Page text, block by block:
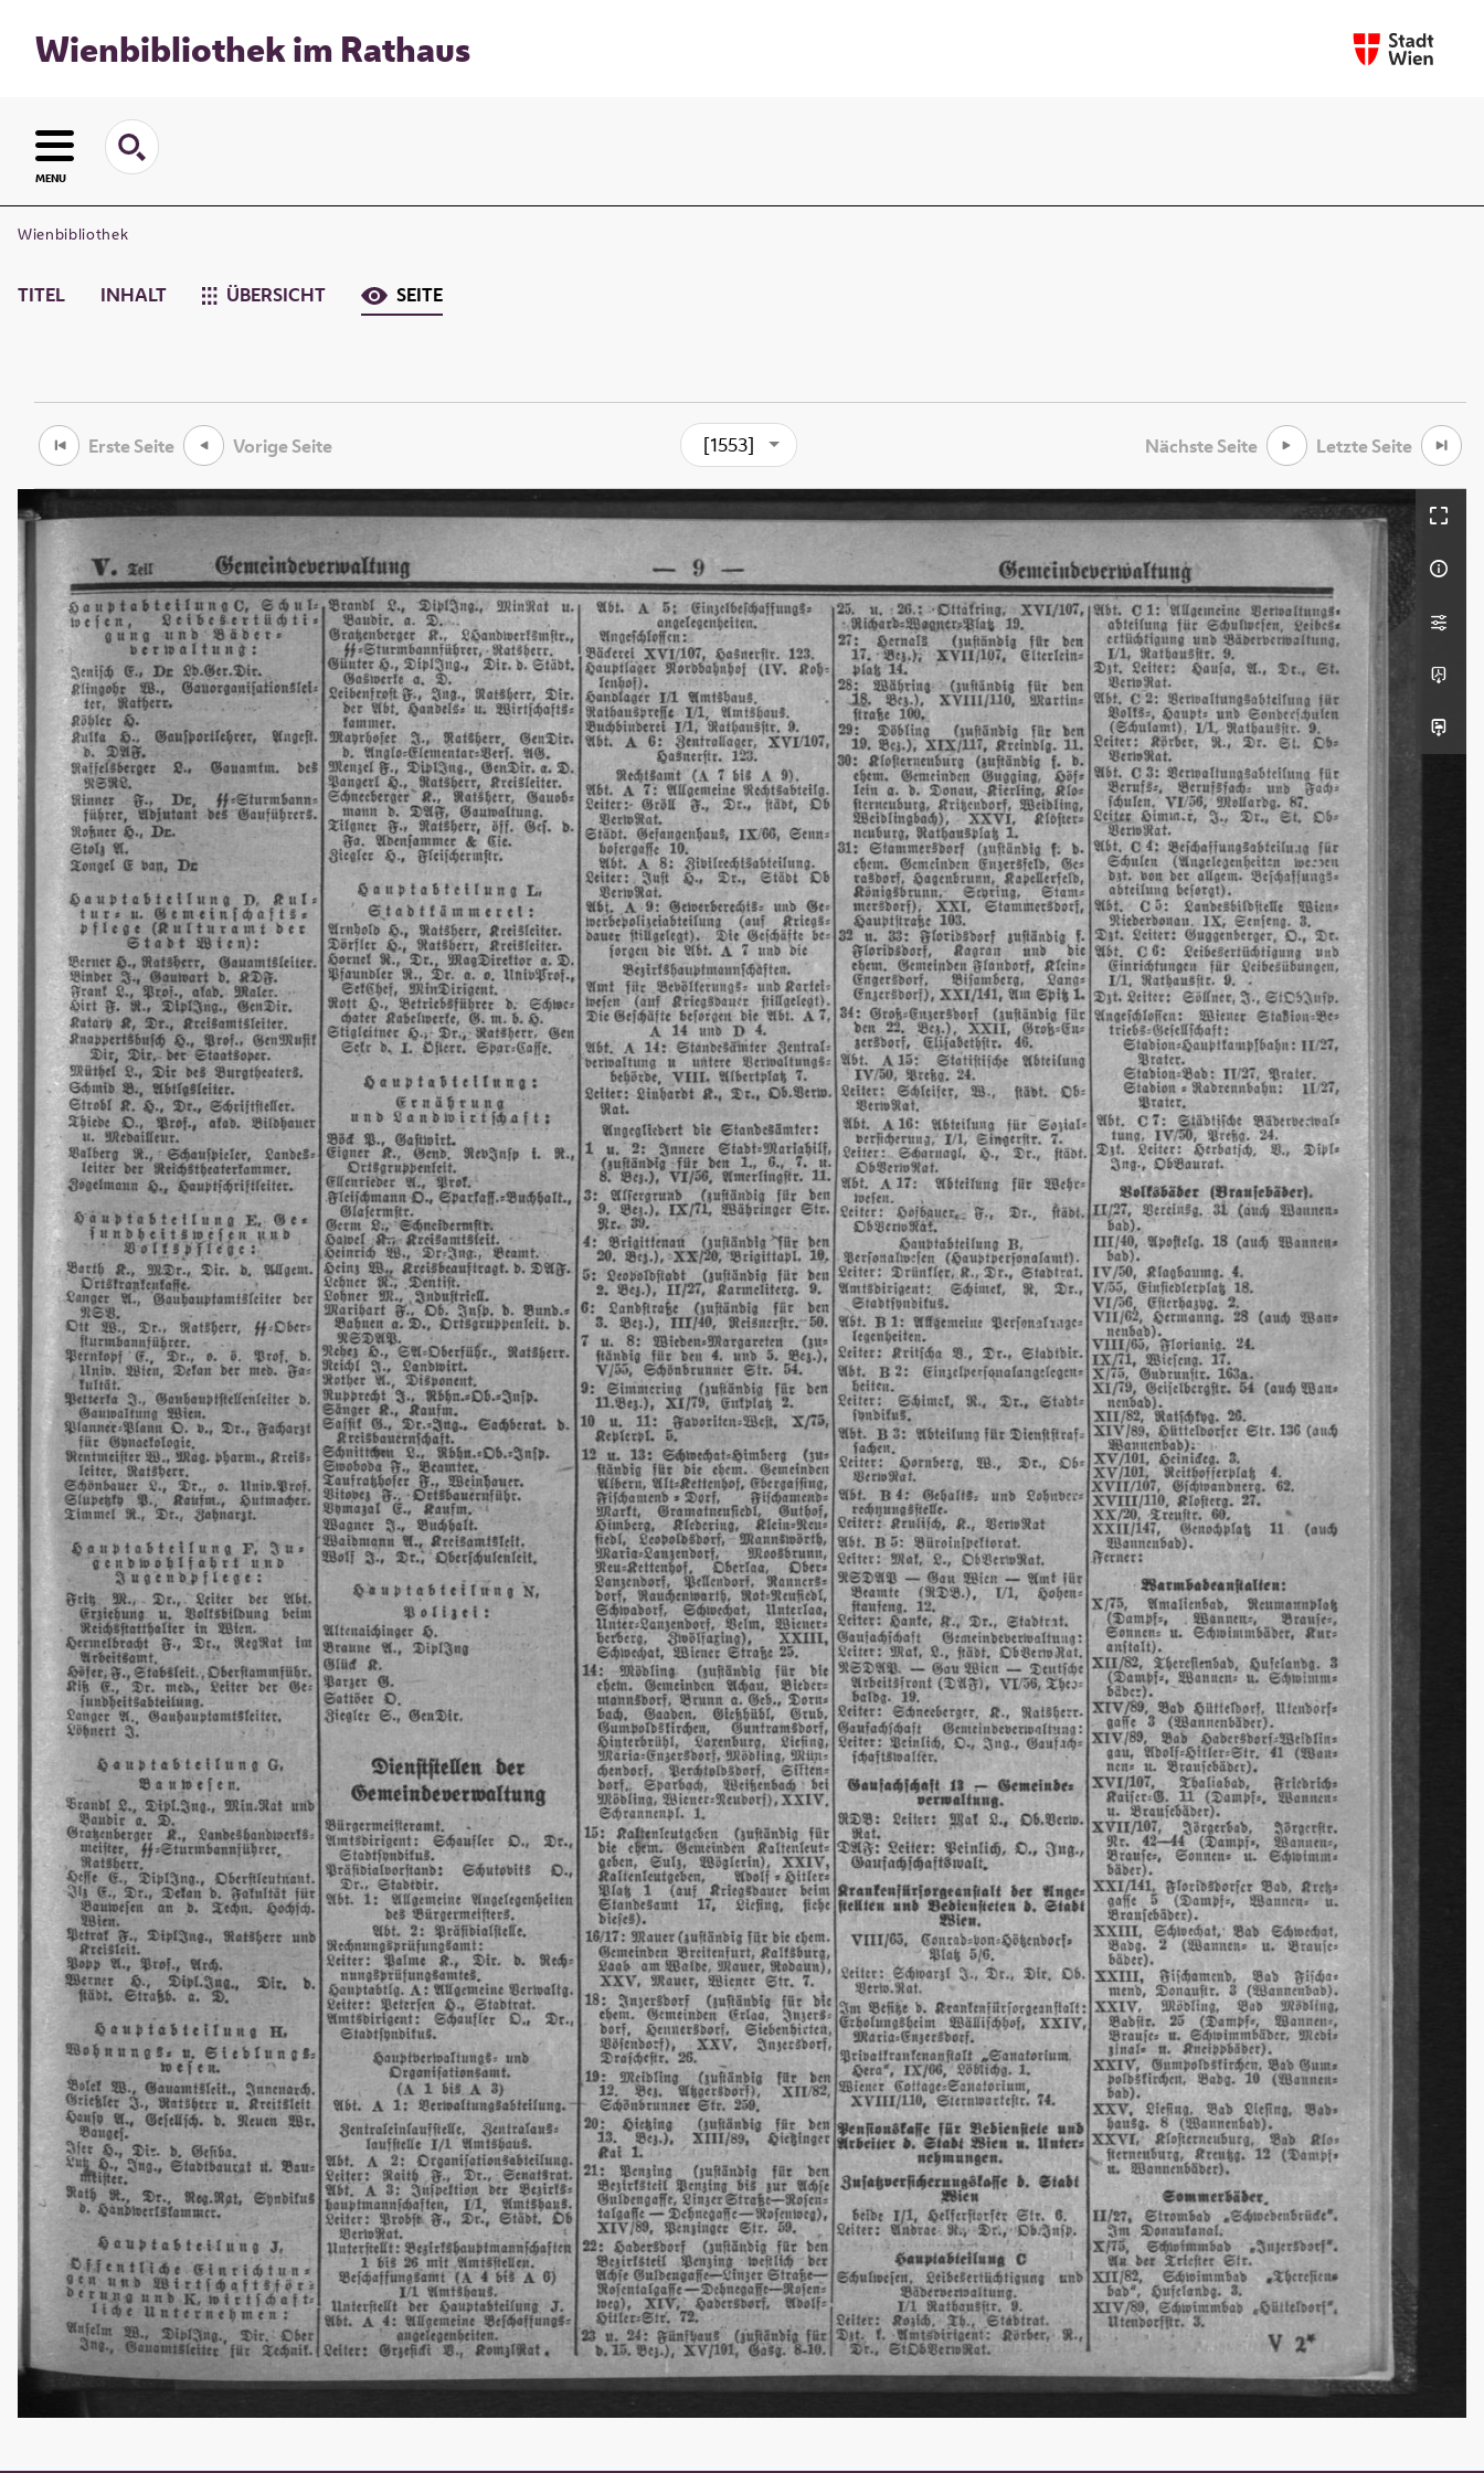
Wienbibliothek im Rathaus
MENU
Wienbibliothek
TITEL INHALT ÜBERSICHT SEITE
Erste Seite Vorige Seite [1553] Nächste Seite Letzte Seite